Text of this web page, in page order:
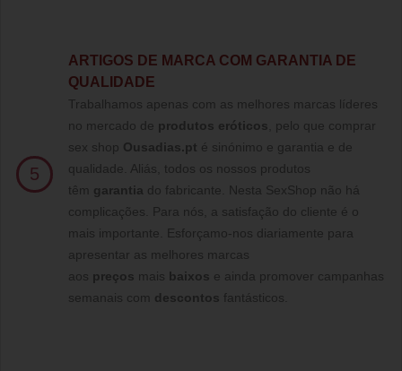
5
ARTIGOS DE MARCA COM GARANTIA DE
QUALIDADE
Trabalhamos apenas com as melhores marcas líderes
no mercado de produtos eróticos , pelo que comprar
sex shop Ousadias.pt é sinónimo e garantia e de
qualidade. Aliás, todos os nossos produtos
têm garantia do fabricante. Nesta SexShop não há
complicações. Para nós, a satisfação do cliente é o
mais importante. Esforçamo-nos diariamente para
apresentar as melhores marcas
aos preços mais baixos e ainda promover campanhas
semanais com descontos fantásticos.